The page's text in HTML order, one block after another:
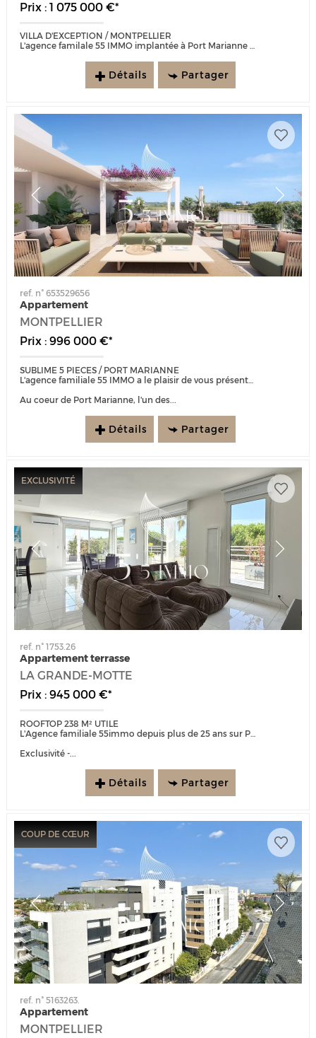
Prix : 1 075 000 €*
VILLA D'EXCEPTION / MONTPELLIER
L'agence familale 55 IMMO implantée à Port Marianne depuis 25 ans est ravie de vous présenter cette magnifique villa...
Détails Partager
ref. n° 653529656
Appartement
MONTPELLIER
Prix : 996 000 €*
SUBLIME 5 PIECES / PORT MARIANNE
L'agence familiale 55 IMMO a le plaisir de vous présenter ce bien d'exception :
Au coeur de Port Marianne, l'un des...
Détails Partager
EXCLUSIVITÉ
ref. n° 1753.26
Appartement terrasse
LA GRANDE-MOTTE
Prix : 945 000 €*
ROOFTOP 238 M² UTILE
L'Agence familiale 55immo depuis plus de 25 ans sur Port Marianne est heureuse de vous présenter :
Exclusivité -...
Détails Partager
COUP DE CŒUR
ref. n° 5163263.
Appartement
MONTPELLIER